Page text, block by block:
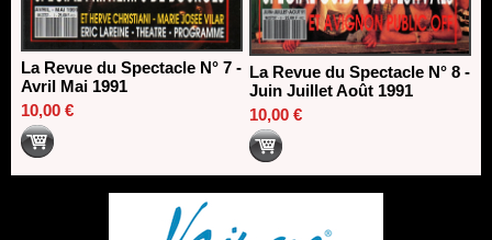
La Revue du Spectacle N° 7 -
Avril Mai 1991
10,00 €
La Revue du Spectacle N° 8 -
Juin Juillet Août 1991
10,00 €